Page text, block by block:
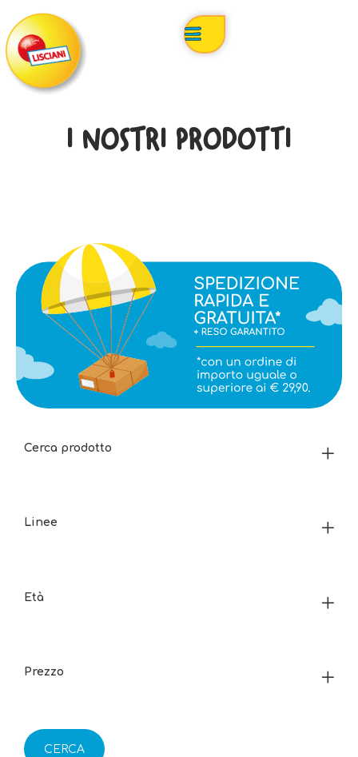
I NOSTRI PRODOTTI
Cerca prodotto
Linee
Età
Prezzo
CERCA